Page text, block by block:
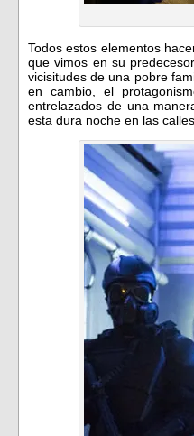
Todos estos elementos
que vimos en su
vicisitudes de una pobre
en cambio, el
entrelazados de una
esta dura noche en las